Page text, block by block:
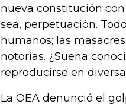
nueva constitución
sea, perpetuación.
humanos; las
notorias. ¿Suena
reproducirse en
La OEA denunció el